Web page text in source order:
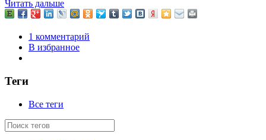
Читать дальше
1 комментарий
В избранное
Теги
Все теги